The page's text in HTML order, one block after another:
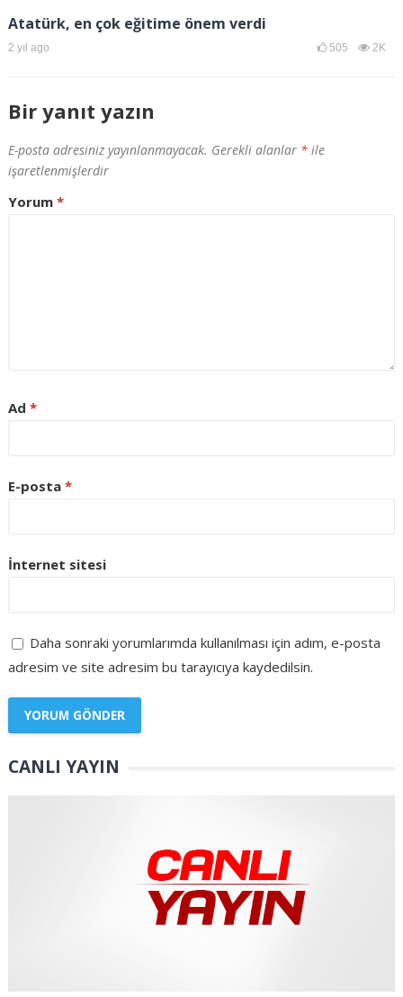
Atatürk, en çok eğitime önem verdi
2 yıl ago 505 2K
Bir yanıt yazın
E-posta adresiniz yayınlanmayacak. Gerekli alanlar *ile
işaretlenmişlerdir
Yorum *
Ad *
E-posta *
İnternet sitesi
Daha sonraki yorumlarımda kullanılması için adım, e-posta
adresim ve site adresim bu tarayıcıya kaydedilsin.
CANLI YAYIN